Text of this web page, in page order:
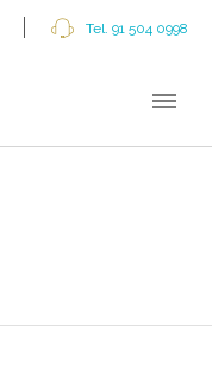
Tel. 91 504 0998